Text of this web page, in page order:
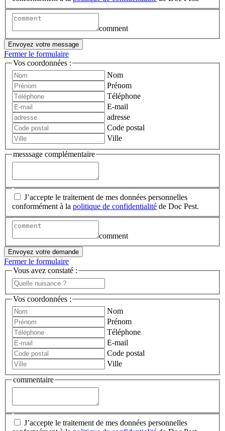
comment
Envoyez votre message
Fermer le formulaire
Vos coordonnées :
Nom
Prénom
Téléphone
E-mail
adresse
Code postal
Ville
messsage complémentaire
J’accepte le traitement de mes données personnelles
conformément à la politique de confidentialité de Doc Pest.
comment
Envoyez votre demande
Fermer le formulaire
Vous avez constaté :
Vos coordonnées :
Nom
Prénom
Téléphone
E-mail
Code postal
Ville
commentaire
J’accepte le traitement de mes données personnelles